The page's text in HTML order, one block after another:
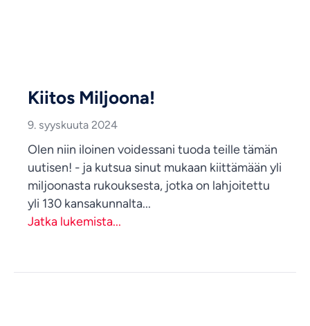
Kiitos Miljoona!
9. syyskuuta 2024
Olen niin iloinen voidessani tuoda teille tämän
uutisen! - ja kutsua sinut mukaan kiittämään yli
miljoonasta rukouksesta, jotka on lahjoitettu
yli 130 kansakunnalta...
Jatka lukemista...